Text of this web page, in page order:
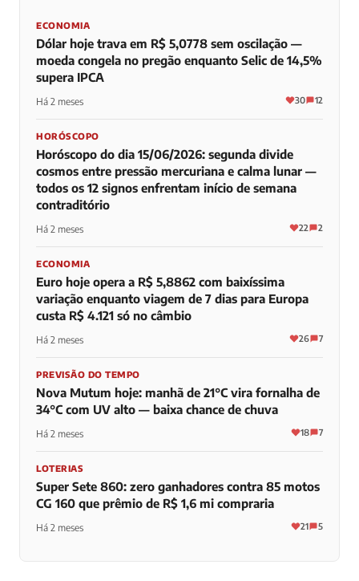
ECONOMIA
Dólar hoje trava em R$ 5,0778 sem oscilação —
moeda congela no pregão enquanto Selic de 14,5%
supera IPCA
Há 2 meses 30 12
HORÓSCOPO
Horóscopo do dia 15/06/2026: segunda divide
cosmos entre pressão mercuriana e calma lunar —
todos os 12 signos enfrentam início de semana
contraditório
Há 2 meses 22 2
ECONOMIA
Euro hoje opera a R$ 5,8862 com baixíssima
variação enquanto viagem de 7 dias para Europa
custa R$ 4.121 só no câmbio
Há 2 meses 26 7
PREVISÃO DO TEMPO
Nova Mutum hoje: manhã de 21°C vira fornalha de
34°C com UV alto — baixa chance de chuva
Há 2 meses 18 7
LOTERIAS
Super Sete 860: zero ganhadores contra 85 motos
CG 160 que prêmio de R$ 1,6 mi compraria
Há 2 meses 21 5